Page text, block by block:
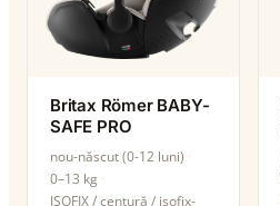
Britax Römer BABY-
SAFE PRO
nou-născut (0-12 luni)
0–13 kg
ISOFIX / centură / isofix-